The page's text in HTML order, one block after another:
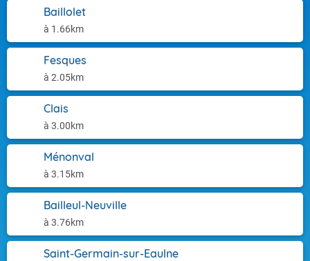
Baillolet
à 1.66km
Fesques
à 2.05km
Clais
à 3.00km
Ménonval
à 3.15km
Bailleul-Neuville
à 3.76km
Saint-Germain-sur-Eaulne